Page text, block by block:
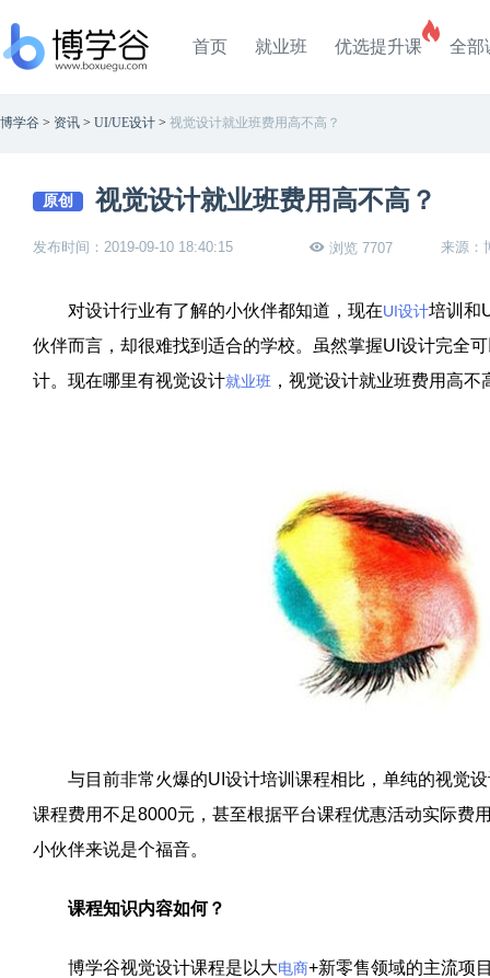
首页 就业班 优选提升课 全部
博学谷 > 资讯 > UI/UE设计 > 视觉设计就业班费用高不高？
原创 视觉设计就业班费用高不高？
发布时间：2019-09-10 18:40:15 浏览 7707 来源：
对设计行业有了解的小伙伴都知道，现在UI设计培训和
伙伴而言，却很难找到适合的学校。虽然掌握UI设计完全
计。现在哪里有视觉设计就业班 ，视觉设计就业班费用高不
与目前非常火爆的UI设计培训课程相比，单纯的视觉设
课程费用不足8000元，甚至根据平台课程优惠活动实际费
小伙伴来说是个福音。
课程知识内容如何？
博学谷视觉设计课程是以大电商+新零售领域的主流项